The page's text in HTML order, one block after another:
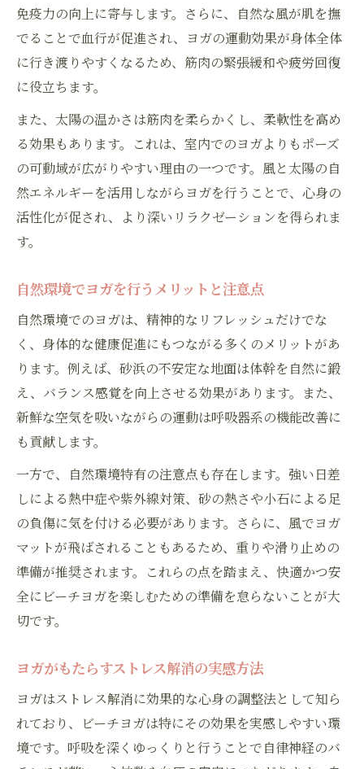
免疫力の向上に寄与します。さらに、自然な風が肌を撫
でることで血行が促進され、ヨガの運動効果が身体全体
に行き渡りやすくなるため、筋肉の緊張緩和や疲労回復
に役立ちます。
また、太陽の温かさは筋肉を柔らかくし、柔軟性を高め
る効果もあります。これは、室内でのヨガよりもポーズ
の可動域が広がりやすい理由の一つです。風と太陽の自
然エネルギーを活用しながらヨガを行うことで、心身の
活性化が促され、より深いリラクゼーションを得られま
す。
自然環境でヨガを行うメリットと注意点
自然環境でのヨガは、精神的なリフレッシュだけでな
く、身体的な健康促進にもつながる多くのメリットがあ
ります。例えば、砂浜の不安定な地面は体幹を自然に鍛
え、バランス感覚を向上させる効果があります。また、
新鮮な空気を吸いながらの運動は呼吸器系の機能改善に
も貢献します。
一方で、自然環境特有の注意点も存在します。強い日差
しによる熱中症や紫外線対策、砂の熱さや小石による足
の負傷に気を付ける必要があります。さらに、風でヨガ
マットが飛ばされることもあるため、重りや滑り止めの
準備が推奨されます。これらの点を踏まえ、快適かつ安
全にビーチヨガを楽しむための準備を怠らないことが大
切です。
ヨガがもたらすストレス解消の実感方法
ヨガはストレス解消に効果的な心身の調整法として知ら
れており、ビーチヨガは特にその効果を実感しやすい環
境です。呼吸を深くゆっくりと行うことで自律神経のバ